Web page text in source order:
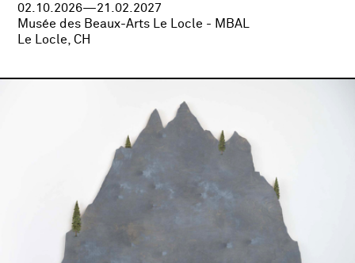
02.10.2026—21.02.2027
Musée des Beaux-Arts Le Locle - MBAL
Le Locle, CH